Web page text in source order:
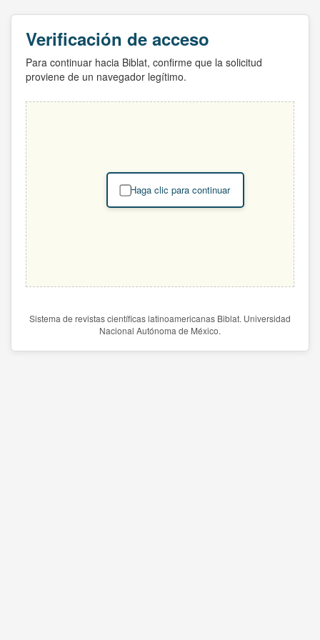
Verificación de acceso
Para continuar hacia Biblat, confirme que la solicitud
proviene de un navegador legítimo.
Haga clic para continuar
Sistema de revistas científicas latinoamericanas Biblat. Universidad
Nacional Autónoma de México.